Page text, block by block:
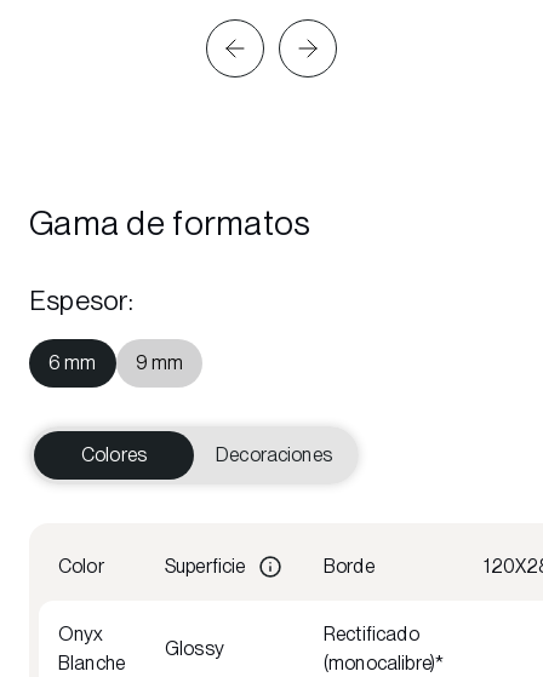
Gama de formatos
Espesor:
6 mm 9 mm
Colores Decoraciones
Color Superficie Borde
Onyx
Blanche
Glossy
Rectificado
(monocalibre)*